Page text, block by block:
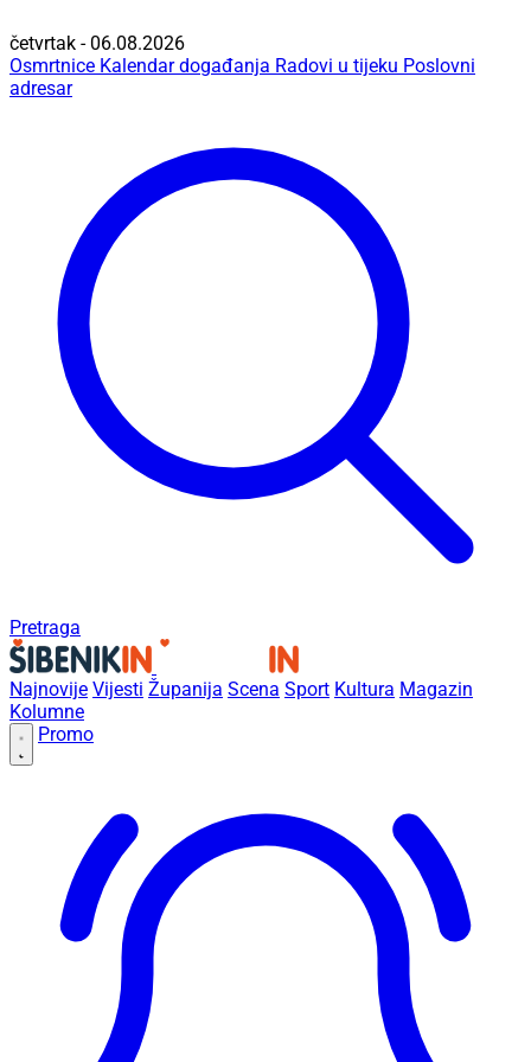
četvrtak - 06.08.2026
Osmrtnice Kalendar događanja Radovi u tijeku Poslovni
adresar
Pretraga
Najnovije Vijesti Županija Scena Sport Kultura Magazin
Kolumne
Promo